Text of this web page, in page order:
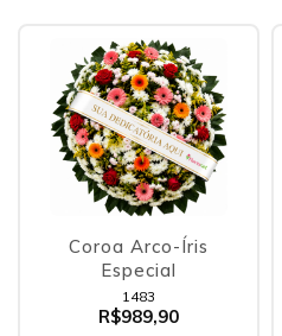
Coroa Arco-Íris
Especial
1483
R$989,90